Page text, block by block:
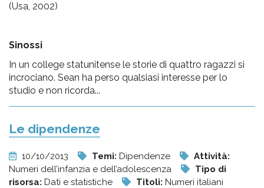
(Usa, 2002)
Sinossi
In un college statunitense le storie di quattro ragazzi si
incrociano. Sean ha perso qualsiasi interesse per lo
studio e non ricorda...
Le dipendenze
10/10/2013 Temi: Dipendenze
Attività:
Numeri dell’infanzia e dell’adolescenza
Tipo di
risorsa: Dati e statistiche Titoli: Numeri italiani